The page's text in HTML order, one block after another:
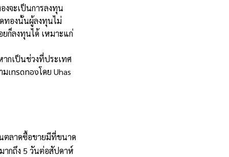
งจะเป็นการลงทุน
ทองนั้นผู้ลงทุนไม่
ยก็ลงทุนได้ เหมาะแก่
ากเป็นช่วงที่ประเทศ
มเทรดทองโดย Uhas
ตลาดซื้อขายมีที่ขนาด
ากถึง 5 วันต่อสัปดาห์